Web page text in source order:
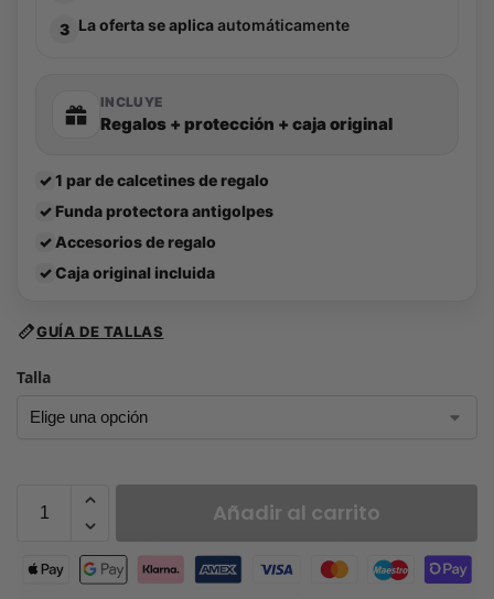
3 La oferta se aplicaautomáticamente
INCLUYE
Regalos + protección + caja original
✓1 par de calcetines de regalo
✓ Funda protectora antigolpes
✓ Accesorios de regalo
✓Caja original incluida
GUÍA DE TALLAS
Talla
Añadir al carrito